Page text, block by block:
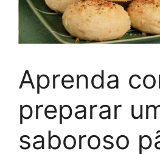
Aprenda
preparar
saboroso